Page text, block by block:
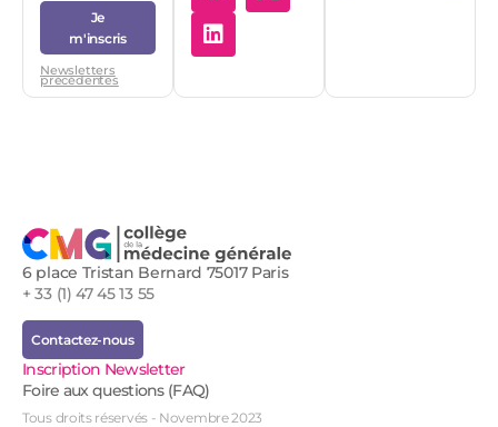
Je
m'inscris
Newsletters
précédentes
6 place Tristan Bernard 75017 Paris
+ 33 (1) 47 45 13 55
Contactez-nous
Inscription Newsletter
Foire aux questions (FAQ)
Tous droits réservés - Novembre 2023